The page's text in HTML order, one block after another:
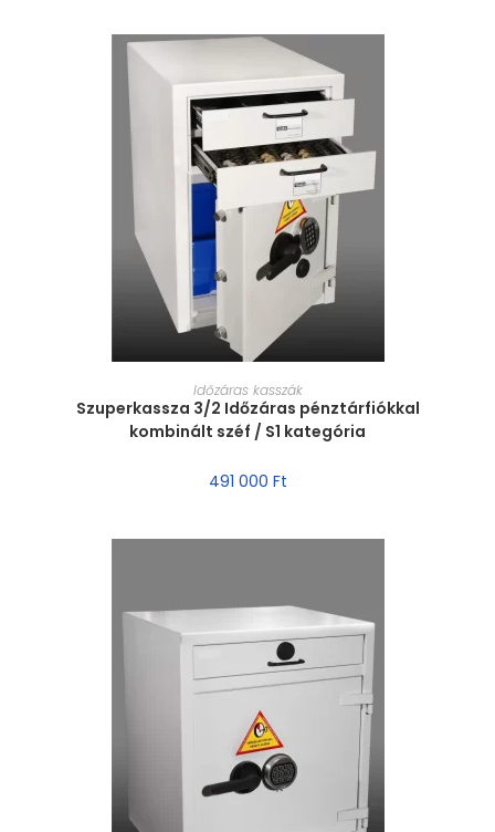
MÉRET VÁLASZTÁSA
Időzáras kasszák
Szuperkassza 3/2 Időzáras pénztárfiókkal
kombinált széf / S1 kategória
491 000 Ft